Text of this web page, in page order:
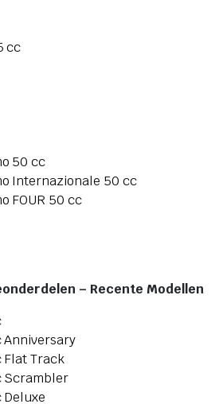
cc
50 cc
Internazionale 50 cc
FOUR 50 cc
– Recente Modellen
Anniversary
Flat Track
Scrambler
Deluxe